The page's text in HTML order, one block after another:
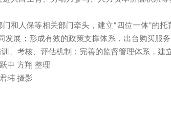
人保等相关部门牵头，建立“ 四位一体”的托
发展；形成有效的政策支撑体系，出台购买服
、考核、评估机制；完善的监督管理体系，建
中 方翔 整理
玮 摄影